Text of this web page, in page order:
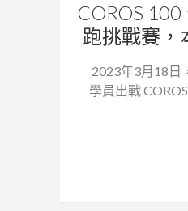
COROS
跑挑戰賽，
2023年3月18日
學員出戰